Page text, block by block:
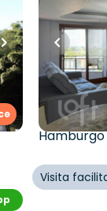
160 m²•3
vagas
Padre
Rua
Hamburgo
Visita